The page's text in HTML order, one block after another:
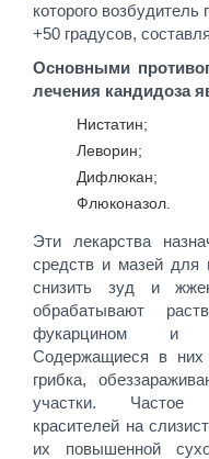
которого
+50 градусов,
Основными
лечения кандидоза
Нистатин;
Леворин;
Дифлюкан;
Флюконазол.
Эти лекарства
средств и мазей для
снизить зуд и
обрабатывают
фукарцином и
Содержащиеся в них
грибка,
участки. Частое
красителей на
их повышенной